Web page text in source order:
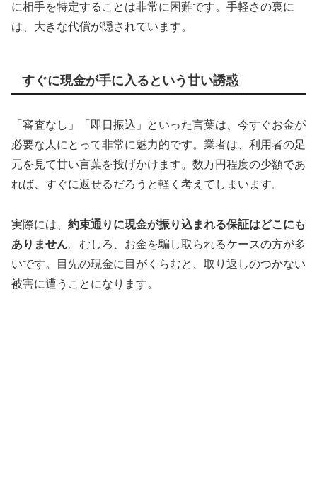
に相手を特定することは非常に困難です。手軽さの裏に
は、大きな代償が隠されています。
すぐに現金が手に入るという甘い誘惑
「審査なし」「即日振込」といった言葉は、今すぐお金が
必要な人にとって非常に魅力的です。業者は、利用者の足
元を見て甘い言葉を投げかけます。数万円程度の少額であ
れば、すぐに返せるだろうと軽く考えてしまいます。
実際には、 約束通りに現金が振り込まれる保証はどこにも
ありません。むしろ、お金を騙し取られるケースの方が多
いです。目先の現金に目がくらむと、取り返しのつかない
被害に遭うことになります。